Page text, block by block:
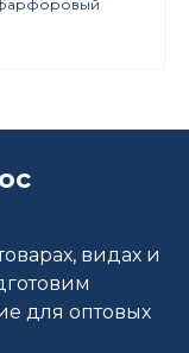
видах и
для оптовых